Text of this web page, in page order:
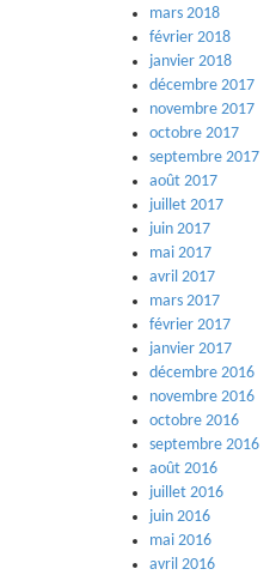
mars 2018
février 2018
janvier 2018
décembre 2017
novembre 2017
octobre 2017
septembre 2017
août 2017
juillet 2017
juin 2017
mai 2017
avril 2017
mars 2017
février 2017
janvier 2017
décembre 2016
novembre 2016
octobre 2016
septembre 2016
août 2016
juillet 2016
juin 2016
mai 2016
avril 2016